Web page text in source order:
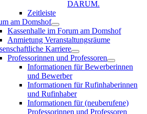
DARUM.
Zeitleiste
am Domshof
Kassenhalle im Forum am Domshof
Anmietung Veranstaltungsräume
Karriere
Professorinnen und Professoren
Informationen für Bewerberinnen
und Bewerber
Informationen für Rufinhaberinnen
und Rufinhaber
Informationen für (neuberufene)
Professorinnen und Professoren